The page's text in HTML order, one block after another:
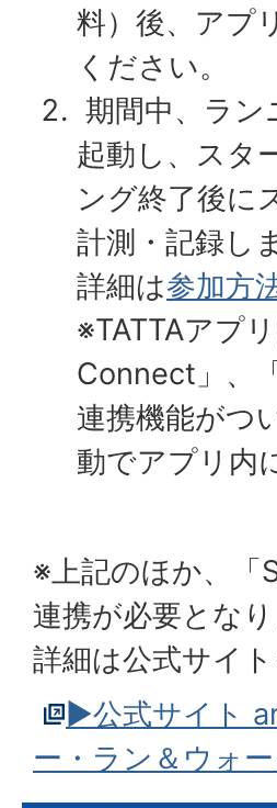
料）後、アプ
ください。
期間中、ラン
起動し、スタ
ング終了後に
計測・記録し
詳細は参加方
※TATTAアプ
Connect」、
連携機能がつ
動でアプリ内
※上記のほか、「
連携が必要となり
詳細は公式サイ
▶公式サイト
ー・ラン＆ウォ